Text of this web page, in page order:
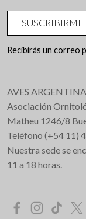
SUSCRIBIRME
Recibirás un correo
AVES
Asociación
Matheu 1246/8
Teléfono (+54 11)
Nuestra sede se
11 a 18 horas.
Redes Sociales